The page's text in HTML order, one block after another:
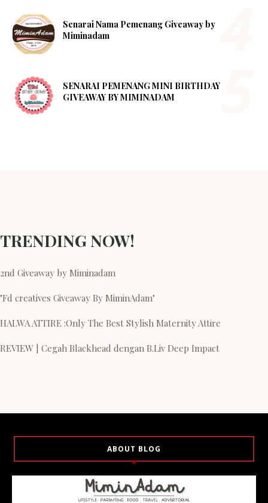
Senarai Nama Pemenang Giveaway by
Miminadam
SENARAI PEMENANG MINI BIRTHDAY
GIVEAWAY BY MIMINADAM
TRENDING NOW!
2nd Giveaway by Miminadam
"Fd creatives Giveaway By MiminAdam"
HALWA ATTIRE :Only The Best Stylish Maternity Attire
REVIEW | Cegah Blackhead dengan B.Liv Deep Impact
ABOUT BLOG